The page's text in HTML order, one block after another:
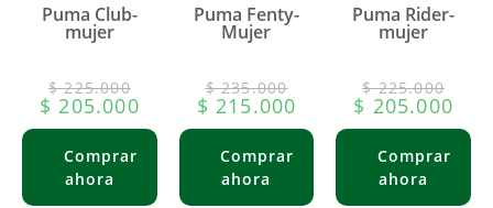
Puma Club-
mujer
$225.000
$ 205.000
Puma Fenty-
Mujer
$235.000
$ 215.000
Puma Rider-
mujer
$225.000
$ 205.000